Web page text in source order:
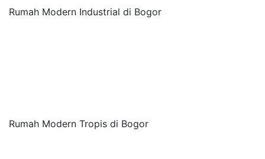
Rumah Modern Industrial di Bogor
Rumah Modern Tropis di Bogor